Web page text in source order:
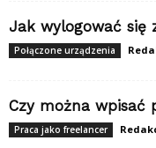
Jak wylogować się
Połączone urządzenia
Czy można wpisać
Praca jako freelancer